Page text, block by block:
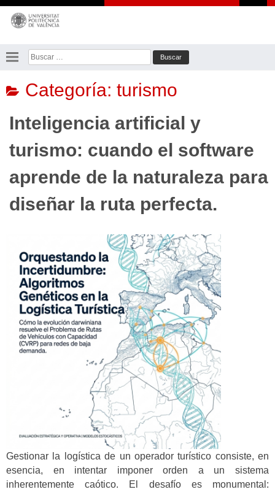
Saltar
contenido
Buscar:
Categoría: turismo
Inteligencia artificial y
turismo: cuando el software
aprende de la naturaleza para
diseñar la ruta perfecta.
Gestionar la logística de un operador turístico consiste, en
esencia, en intentar imponer orden a un sistema
inherentemente caótico. El desafío es monumental: